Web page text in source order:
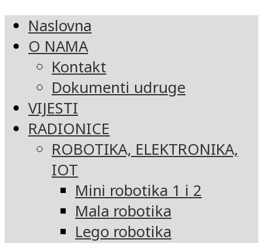
Naslovna
O NAMA
Kontakt
Dokumenti udruge
VIJESTI
RADIONICE
ROBOTIKA, ELEKTRONIKA,
IOT
Mini robotika 1 i 2
Mala robotika
Lego robotika